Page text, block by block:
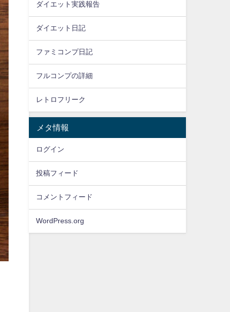
ダイエット実践報告
ダイエット日記
ファミコンプ日記
フルコンプの詳細
レトロフリーク
メタ情報
ログイン
投稿フィード
コメントフィード
WordPress.org